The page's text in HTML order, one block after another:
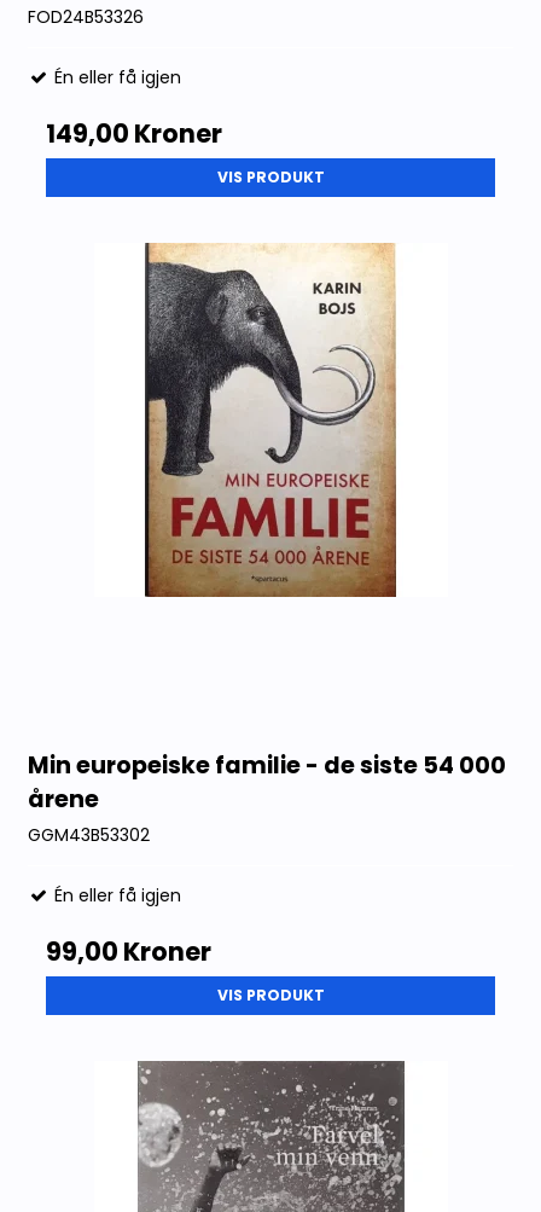
FOD24B53326
Én eller få igjen
149,00 Kroner
VIS PRODUKT
Min europeiske familie - de siste 54 000
årene
GGM43B53302
Én eller få igjen
99,00 Kroner
VIS PRODUKT